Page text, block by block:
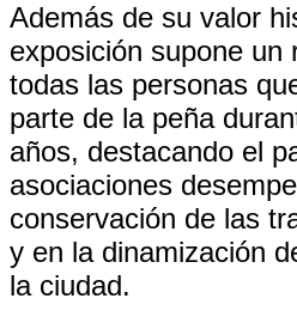
Además de su valor
exposición supone un
todas las personas
parte de la peña
años, destacando el
asociaciones
conservación de las
y en la dinamización
la ciudad.